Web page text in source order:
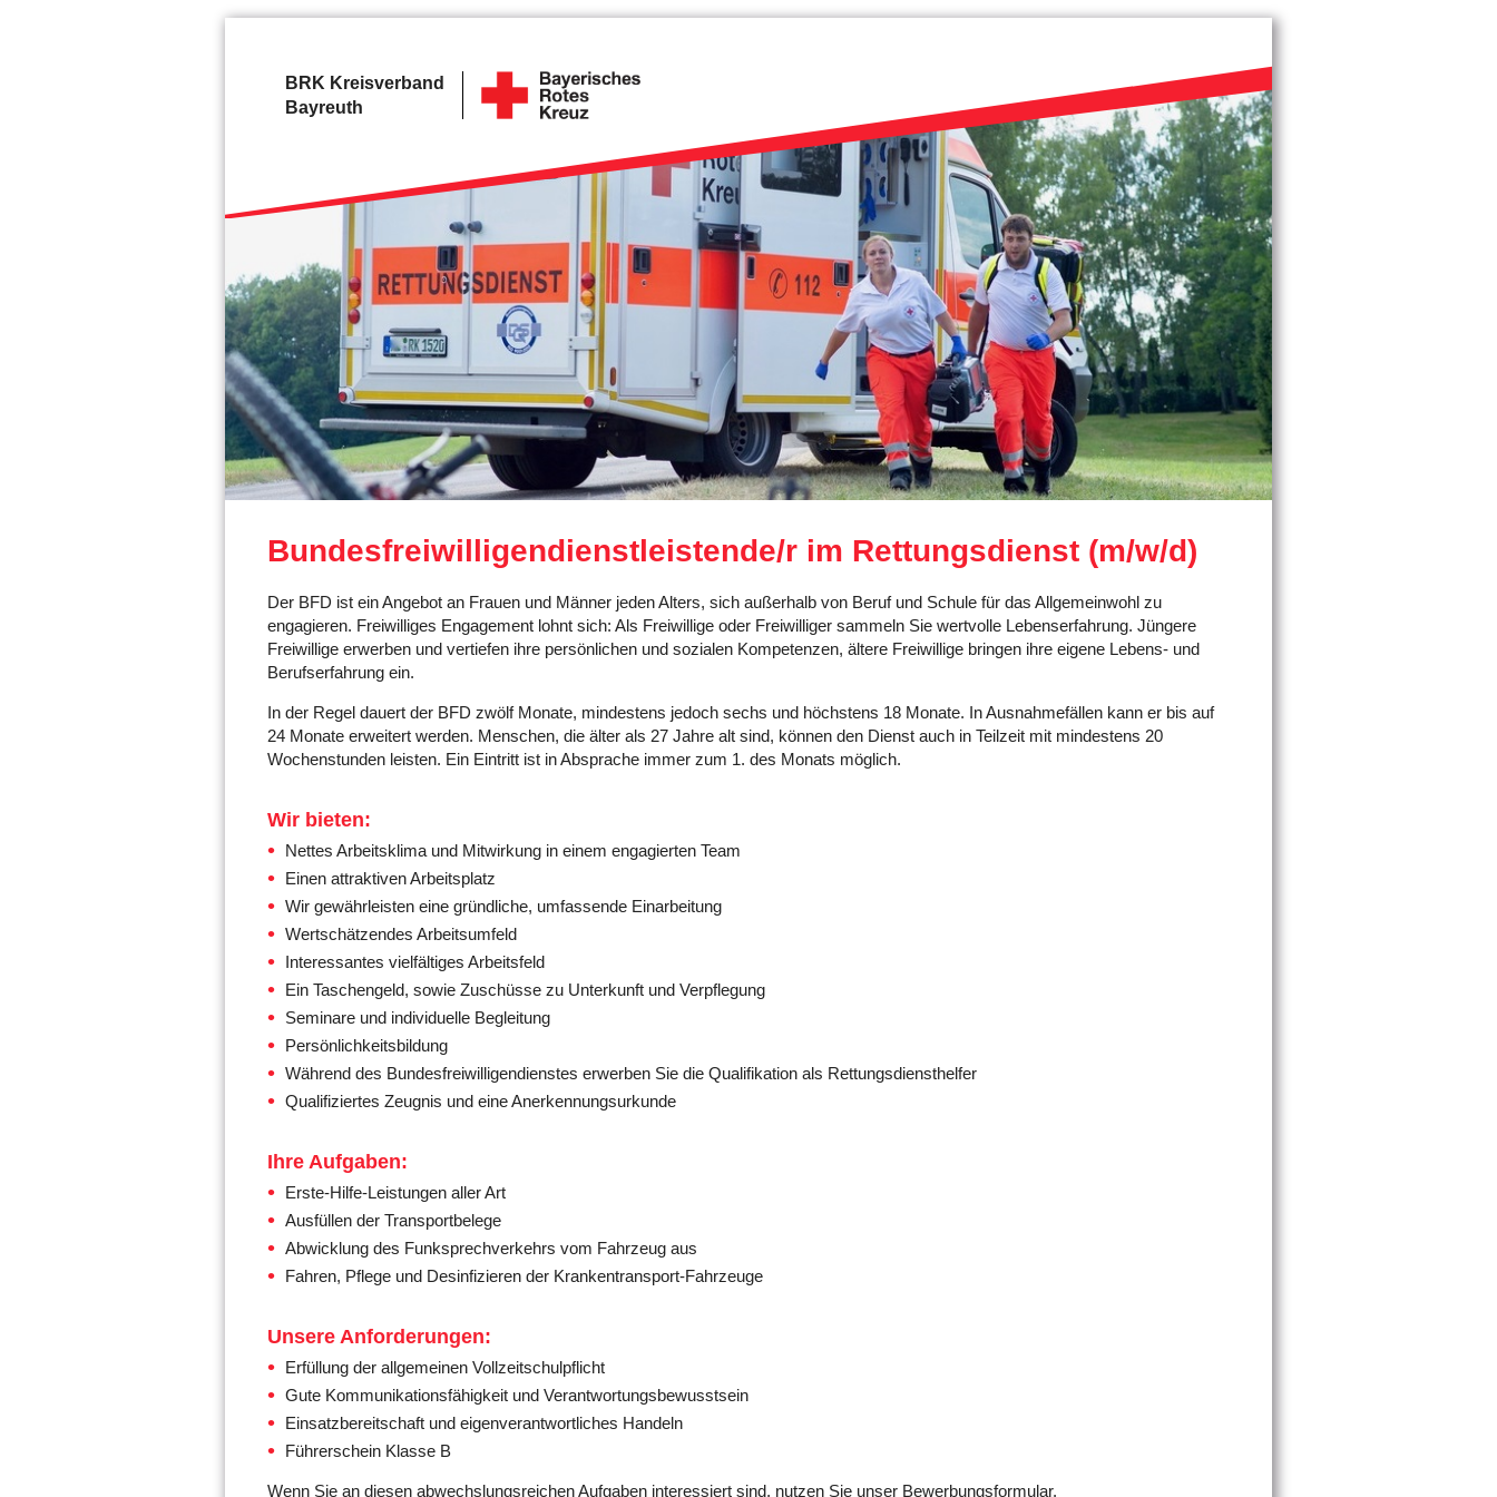
BRK Kreisverband
Bayreuth
Bundesfreiwilligendienstleistende/r im Rettungsdienst (m/w/d)
Der BFD ist ein Angebot an Frauen und Männer jeden Alters, sich außerhalb von Beruf und Schule für das Allgemeinwohl zu
engagieren. Freiwilliges Engagement lohnt sich: Als Freiwillige oder Freiwilliger sammeln Sie wertvolle Lebenserfahrung. Jüngere
Freiwillige erwerben und vertiefen ihre persönlichen und sozialen Kompetenzen, ältere Freiwillige bringen ihre eigene Lebens- und
Berufserfahrung ein.
In der Regel dauert der BFD zwölf Monate, mindestens jedoch sechs und höchstens 18 Monate. In Ausnahmefällen kann er bis auf
24 Monate erweitert werden. Menschen, die älter als 27 Jahre alt sind, können den Dienst auch in Teilzeit mit mindestens 20
Wochenstunden leisten. Ein Eintritt ist in Absprache immer zum 1. des Monats möglich.
Wir bieten:
Nettes Arbeitsklima und Mitwirkung in einem engagierten Team
Einen attraktiven Arbeitsplatz
Wir gewährleisten eine gründliche, umfassende Einarbeitung
Wertschätzendes Arbeitsumfeld
Interessantes vielfältiges Arbeitsfeld
Ein Taschengeld, sowie Zuschüsse zu Unterkunft und Verpflegung
Seminare und individuelle Begleitung
Persönlichkeitsbildung
Während des Bundesfreiwilligendienstes erwerben Sie die Qualifikation als Rettungsdiensthelfer
Qualifiziertes Zeugnis und eine Anerkennungsurkunde
Ihre Aufgaben:
Erste-Hilfe-Leistungen aller Art
Ausfüllen der Transportbelege
Abwicklung des Funksprechverkehrs vom Fahrzeug aus
Fahren, Pflege und Desinfizieren der Krankentransport-Fahrzeuge
Unsere Anforderungen:
Erfüllung der allgemeinen Vollzeitschulpflicht
Gute Kommunikationsfähigkeit und Verantwortungsbewusstsein
Einsatzbereitschaft und eigenverantwortliches Handeln
Führerschein Klasse B
Wenn Sie an diesen abwechslungsreichen Aufgaben interessiert sind, nutzen Sie unser Bewerbungsformular.